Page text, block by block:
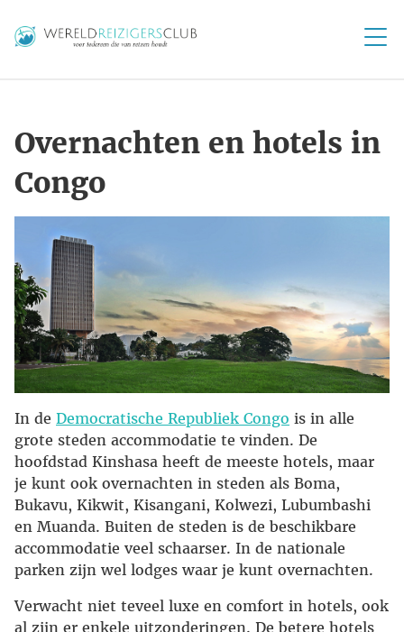
Overnachten en hotels in
Congo
In de Democratische Republiek Congo is in alle
grote steden accommodatie te vinden. De
hoofdstad Kinshasa heeft de meeste hotels, maar
je kunt ook overnachten in steden als Boma,
Bukavu, Kikwit, Kisangani, Kolwezi, Lubumbashi
en Muanda. Buiten de steden is de beschikbare
accommodatie veel schaarser. In de nationale
parken zijn wel lodges waar je kunt overnachten.
Verwacht niet teveel luxe en comfort in hotels, ook
al zijn er enkele uitzonderingen. De betere hotels